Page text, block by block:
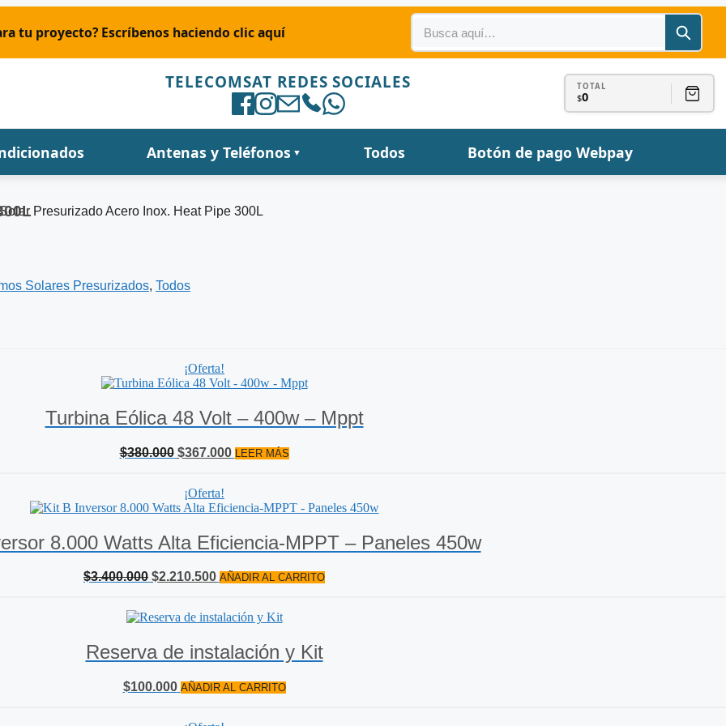
tu proyecto? Escríbenos haciendo clic aquí
TELECOMSAT REDES SOCIALES TOTAL
$0
Antenas y Teléfonos ▼ Todos Botón de pago Webpay
Presurizado Acero Inox. Heat Pipe 300L
Solares Presurizados, Todos
¡Oferta!
Turbina Eólica 48 Volt – 400w – Mppt
$380.000 El
era:
$380.000.
$367.000El
$367.000.
LEER MÁS
¡Oferta!
8.000 Watts Alta Eficiencia-MPPT – Paneles 450w
$3.400.000 El
era:
$2.210.500El
es:
AÑADIR AL CARRITO
Reserva de instalación y Kit
$100.000 AÑADIR AL CARRITO